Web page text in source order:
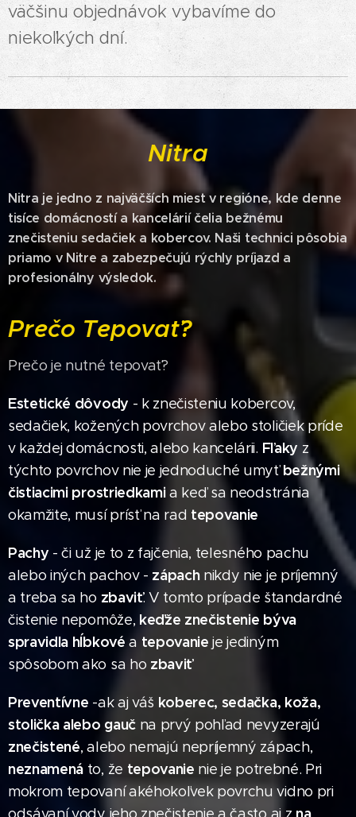
väčšinu objednávok vybavíme do
niekoľkých dní.
Nitra
Nitra je jedno z najväčších miest v regióne, kde denne
tisíce domácností a kancelárií čelia bežnému
znečisteniu sedačiek a kobercov. Naši technici pôsobia
priamo v Nitre a zabezpečujú rýchly príjazd a
profesionálny výsledok.
Prečo Tepovať?
Prečo je nutné tepovať?
Estetické dôvody - k znečisteniu kobercov,
sedačiek, kožených povrchov alebo stoličiek príde
v každej domácnosti, alebo kancelárii. Fľaky z
týchto povrchov nie je jednoduché umyťbežnými
čistiacimi prostriedkamia keď sa neodstránia
okamžite, musí prísť na rad tepovanie
Pachy - či už je to z fajčenia, telesného pachu
alebo iných pachov - zápachnikdy nie je príjemný
a treba sa ho zbaviť. V tomto prípade štandardné
čistenie nepomôže, keďže znečistenie býva
spravidla hĺbkové a tepovanie je jediným
spôsobom ako sa ho zbaviť
Preventívne -ak aj váš koberec, sedačka, koža,
stolička alebo gaučna prvý pohľad nevyzerajú
znečistené, alebo nemajú nepríjemný zápach,
neznamená to, že tepovanie nie je potrebné. Pri
mokrom tepovaní akéhokoľvek povrchu vidno pri